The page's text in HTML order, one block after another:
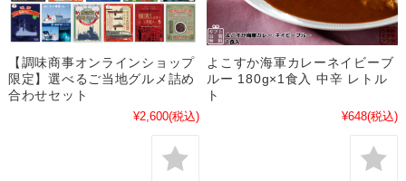
【調味商事オンラインショップ
限定】選べるご当地グルメ詰め
合わせセット
¥2,600(税込)
よこすか海軍カレーネイビーブ
ルー 180g×1食入 中辛 レトル
ト
¥648(税込)